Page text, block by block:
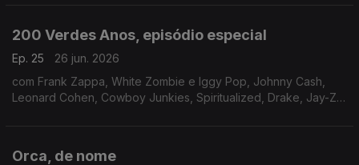
200 Verdes Anos, episódio especial
Ep. 25
26 jun. 2026
com Frank Zappa, White Zombie e Iggy Pop, Johnny Cash,
Leonard Cohen, Cowboy Junkies, Spiritualized, Drake, Jay-Z,
Orca, de nome